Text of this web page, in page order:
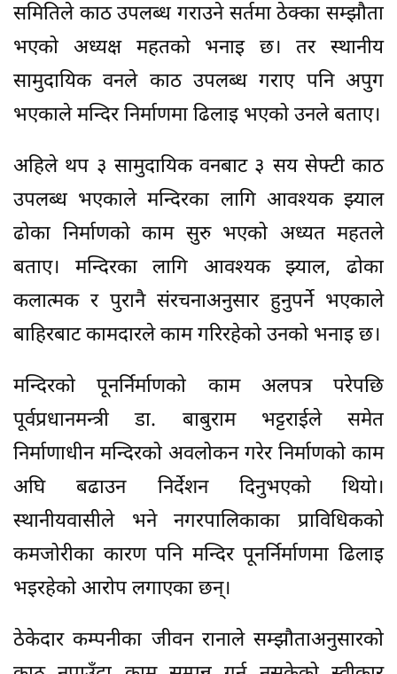
समितिले काठ उपलब्ध गराउने सर्तमा ठेक्का सम्झौता
भएको अध्यक्ष महतको भनाइ छ। तर स्थानीय
सामुदायिक वनले काठ उपलब्ध गराए पनि अपुग
भएकाले मन्दिर निर्माणमा ढिलाइ भएको उनले बताए।
अहिले थप ३ सामुदायिक वनबाट ३ सय सेफ्टी काठ
उपलब्ध भएकाले मन्दिरका लागि आवश्यक झ्याल
ढोका निर्माणको काम सुरु भएको अध्यत महतले
बताए। मन्दिरका लागि आवश्यक झ्याल, ढोका
कलात्मक र पुरानै संरचनाअनुसार हुनुपर्ने भएकाले
बाहिरबाट कामदारले काम गरिरहेको उनको भनाइ छ।
मन्दिरको पूनर्निर्माणको काम अलपत्र परेपछि
पूर्वप्रधानमन्त्री डा. बाबुराम भट्टराईले समेत
निर्माणाधीन मन्दिरको अवलोकन गरेर निर्माणको काम
अघि बढाउन निर्देशन दिनुभएको थियो।
स्थानीयवासीले भने नगरपालिकाका प्राविधिकको
कमजोरीका कारण पनि मन्दिर पूनर्निर्माणमा ढिलाइ
भइरहेको आरोप लगाएका छन्।
ठेकेदार कम्पनीका जीवन रानाले सम्झौताअनुसारको